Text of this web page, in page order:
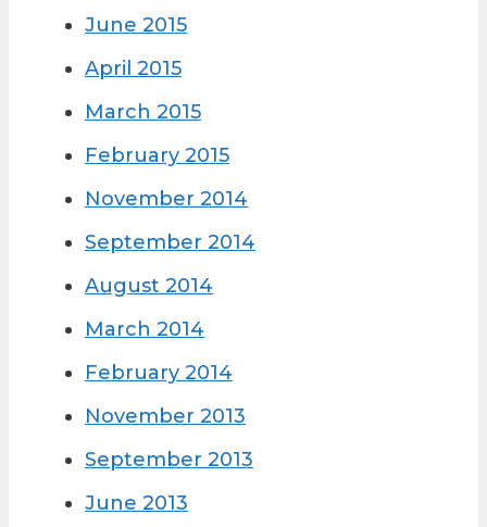
June 2015
April 2015
March 2015
February 2015
November 2014
September 2014
August 2014
March 2014
February 2014
November 2013
September 2013
June 2013